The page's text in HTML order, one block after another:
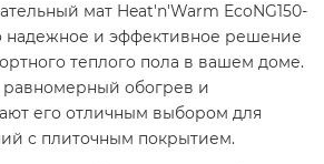
мат Heat'n'Warm EcoNG150-
надежное и эффективное решение
теплого пола в вашем доме.
равномерный обогрев и
его отличным выбором для
с плиточным покрытием.​